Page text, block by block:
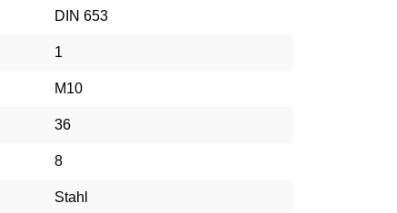
DIN 653
1
M10
36
8
Stahl